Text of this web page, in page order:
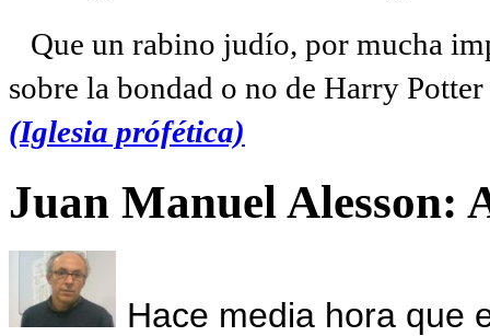
Que un rabino judío, por mucha
sobre la bondad o no de Harry
(Iglesia prófética)
Juan Manuel Alesson:
Hace media hora que